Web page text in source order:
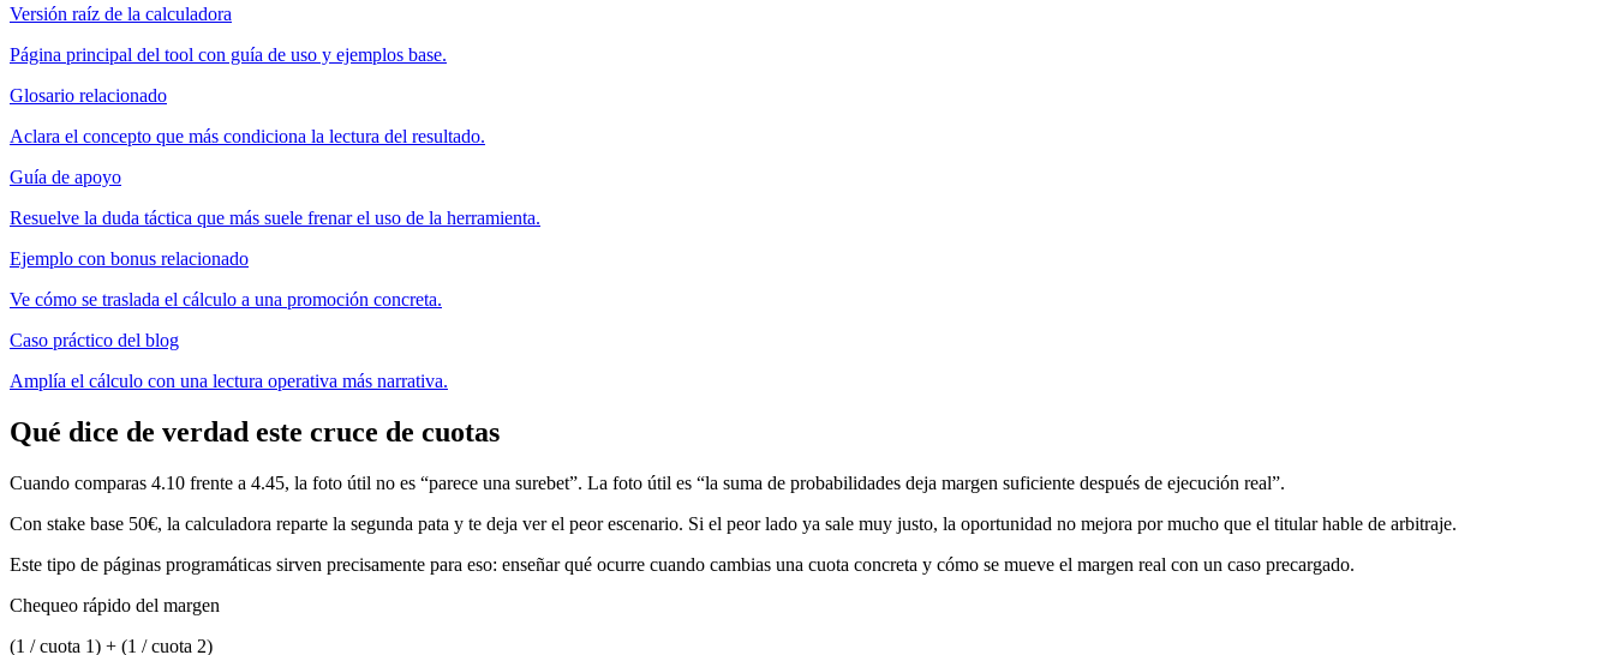
Versión raíz de la calculadora
Página principal del tool con guía de uso y ejemplos base.
Glosario relacionado
Aclara el concepto que más condiciona la lectura del resultado.
Guía de apoyo
Resuelve la duda táctica que más suele frenar el uso de la herramienta.
Ejemplo con bonus relacionado
Ve cómo se traslada el cálculo a una promoción concreta.
Caso práctico del blog
Amplía el cálculo con una lectura operativa más narrativa.
Qué dice de verdad este cruce de cuotas
Cuando comparas 4.10 frente a 4.45, la foto útil no es “parece una surebet”. La foto útil es “la suma de probabilidades deja margen suficiente después de ejecución real”.
Con stake base 50€, la calculadora reparte la segunda pata y te deja ver el peor escenario. Si el peor lado ya sale muy justo, la oportunidad no mejora por mucho que el titular hable de arbitraje.
Este tipo de páginas programáticas sirven precisamente para eso: enseñar qué ocurre cuando cambias una cuota concreta y cómo se mueve el margen real con un caso precargado.
Chequeo rápido del margen
(1 / cuota 1) + (1 / cuota 2)